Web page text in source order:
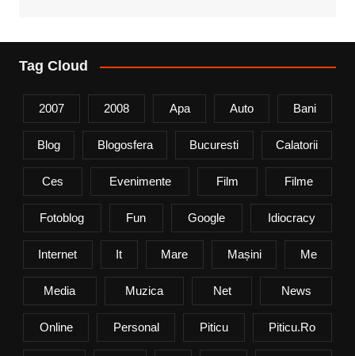
Tag Cloud
2007 2008 Apa Auto Bani
Blog Blogosfera Bucuresti Calatorii
Ces Evenimente Film Filme
Fotoblog Fun Google Idiocracy
Internet It Mare Mașini Me
Media Muzica Net News
Online Personal Piticu Piticu.ro